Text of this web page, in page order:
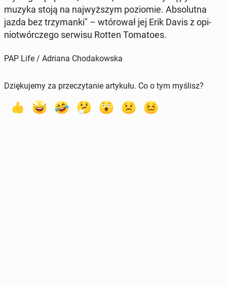
muzyka stoją na naj­wyż­szym po­zio­mie. Ab­so­lut­na
jazda bez trzy­man­ki" – wtó­ro­wał jej Erik Davis z opi­
nio­twór­cze­go serwisu Rotten To­ma­to­es.
PAP Life / Adriana Chodakowska
Dziękujemy za przeczytanie artykułu. Co o tym myślisz?